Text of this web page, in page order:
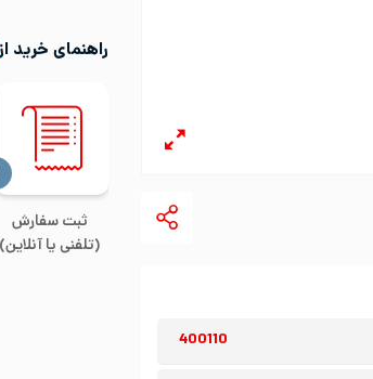
400110
راهنمای خرید
ثبت سفارش
(تلفنی یا آنلاین)